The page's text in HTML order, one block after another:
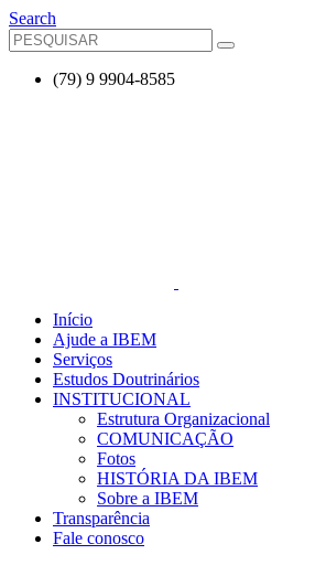
Search
(79) 9 9904-8585
Início
Ajude a IBEM
Serviços
Estudos Doutrinários
INSTITUCIONAL
Estrutura Organizacional
COMUNICAÇÃO
Fotos
HISTÓRIA DA IBEM
Sobre a IBEM
Transparência
Fale conosco